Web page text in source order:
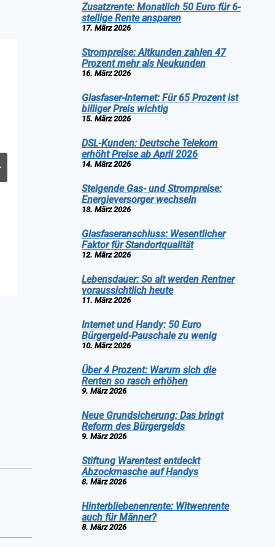
Günther Ehrich
Zusatzrente: Monatlich 50 Euro für 6-
stellige Rente ansparen
17. März 2026
Strompreise: Altkunden zahlen 47
Prozent mehr als Neukunden
16. März 2026
Glasfaser-Internet: Für 65 Prozent ist
billiger Preis wichtig
15. März 2026
DSL-Kunden: Deutsche Telekom
erhöht Preise ab April 2026
14. März 2026
Steigende Gas- und Strompreise:
Energieversorger wechseln
13. März 2026
Glasfaseranschluss: Wesentlicher
Faktor für Standortqualität
12. März 2026
Lebensdauer: So alt werden Rentner
voraussichtlich heute
11. März 2026
Internet und Handy: 50 Euro
Bürgergeld-Pauschale zu wenig
10. März 2026
Über 4 Prozent: Warum sich die
Renten so rasch erhöhen
9. März 2026
Neue Grundsicherung: Das bringt
Reform des Bürgergelds
9. März 2026
Stiftung Warentest entdeckt
Abzockmasche auf Handys
8. März 2026
Hinterbliebenenrente: Witwenrente
auch für Männer?
8. März 2026